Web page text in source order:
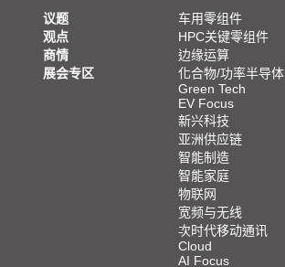
议题
观点
商情
展会专区
车用零组件
HPC关键零组件
边缘运算
化合物/功率半导体
Green Tech
EV Focus
新兴科技
亚洲供应链
智能制造
智能家庭
物联网
宽频与无线
次时代移动通讯
Cloud
AI Focus